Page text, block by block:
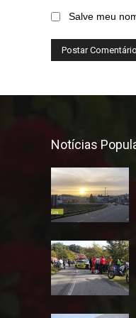
Salve meu
Notícias